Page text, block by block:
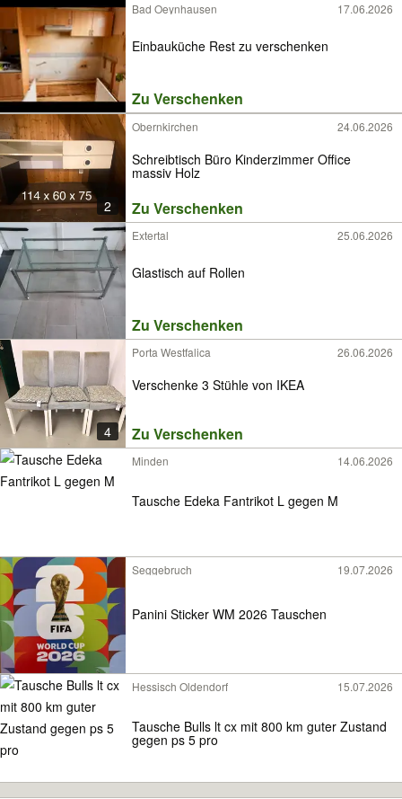
Bad Oeynhausen 17.06.2026
Einbauküche Rest zu verschenken
Zu Verschenken
2
Obernkirchen 24.06.2026
Schreibtisch Büro Kinderzimmer Office
massiv Holz
Zu Verschenken
Extertal 25.06.2026
Glastisch auf Rollen
Zu Verschenken
4
Porta Westfalica 26.06.2026
Verschenke 3 Stühle von IKEA
Zu Verschenken
Minden 14.06.2026
Tausche Edeka Fantrikot L gegen M
Seggebruch 19.07.2026
Panini Sticker WM 2026 Tauschen
Hessisch Oldendorf 15.07.2026
Tausche Bulls lt cx mit 800 km guter Zustand
gegen ps 5 pro